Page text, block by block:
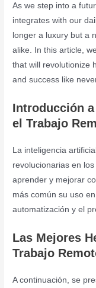
As we step into a
integrates with our
longer a luxury but a
alike. In this article,
that will revolutionize
and success like
Introducción
el Trabajo
La inteligencia
revolucionarias en
aprender y mejorar
más común su uso
automatización y el
Las Mejores
Trabajo
A continuación, se